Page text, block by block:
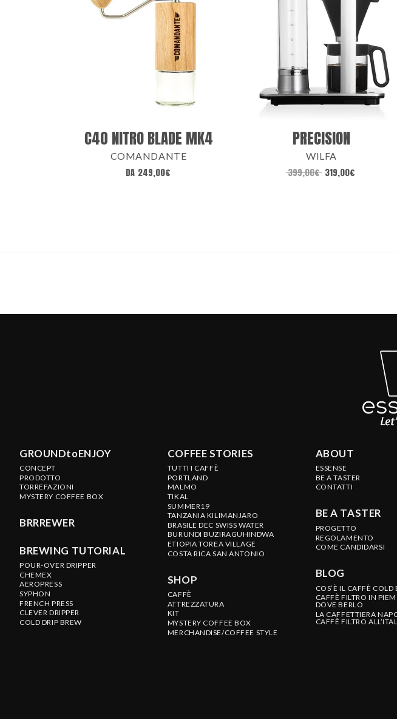
C40 NITRO BLADE MK4
COMANDANTE
DA 249,00€
PRECISION
WILFA
399,00€ 319,00€
GROUNDtoENJOY
CONCEPT
PRODOTTO
TORREFAZIONI
MYSTERY COFFEE BOX
BRRREWER
BREWING TUTORIAL
POUR-OVER DRIPPER
CHEMEX
AEROPRESS
SYPHON
FRENCH PRESS
CLEVER DRIPPER
COLD DRIP BREW
COFFEE STORIES
TUTTI I CAFFÈ
PORTLAND
MALMO
TIKAL
SUMMER19
TANZANIA KILIMANJARO
BRASILE DEC SWISS WATER
BURUNDI BUZIRAGUHINDWA
ETIOPIA TOREA VILLAGE
COSTA RICA SAN ANTONIO
SHOP
CAFFÈ
ATTREZZATURA
KIT
MYSTERY COFFEE BOX
MERCHANDISE/COFFEE STYLE
ABOUT
ESSENSE
BE A TASTER
CONTATTI
BE A TASTER
PROGETTO
REGOLAMENTO
COME CANDIDARSI
BLOG
COS’È IL CAFFÈ COLD
CAFFÈ FILTRO IN
DOVE BERLO
LA CAFFETTIERA
CAFFÈ FILTRO